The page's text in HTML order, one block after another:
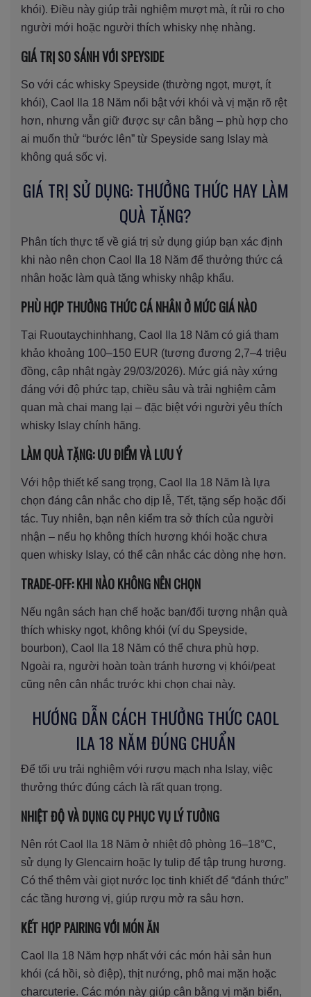
khói). Điều này giúp trải nghiệm mượt mà, ít rủi ro cho
người mới hoặc người thích whisky nhẹ nhàng.
GIÁ TRỊ SO SÁNH VỚI SPEYSIDE
So với các whisky Speyside (thường ngọt, mượt, ít
khói), Caol Ila 18 Năm nổi bật với khói và vị mặn rõ rệt
hơn, nhưng vẫn giữ được sự cân bằng – phù hợp cho
ai muốn thử “bước lên” từ Speyside sang Islay mà
không quá sốc vị.
GIÁ TRỊ SỬ DỤNG: THƯỞNG THỨC HAY LÀM
QUÀ TẶNG?
Phân tích thực tế về giá trị sử dụng giúp bạn xác định
khi nào nên chọn Caol Ila 18 Năm để thưởng thức cá
nhân hoặc làm quà tặng whisky nhập khẩu.
PHÙ HỢP THƯỞNG THỨC CÁ NHÂN Ở MỨC GIÁ NÀO
Tại Ruoutaychinhhang, Caol Ila 18 Năm có giá tham
khảo khoảng 100–150 EUR (tương đương 2,7–4 triệu
đồng, cập nhật ngày 29/03/2026). Mức giá này xứng
đáng với độ phức tạp, chiều sâu và trải nghiệm cảm
quan mà chai mang lại – đặc biệt với người yêu thích
whisky Islay chính hãng.
LÀM QUÀ TẶNG: ƯU ĐIỂM VÀ LƯU Ý
Với hộp thiết kế sang trọng, Caol Ila 18 Năm là lựa
chọn đáng cân nhắc cho dịp lễ, Tết, tặng sếp hoặc đối
tác. Tuy nhiên, bạn nên kiểm tra sở thích của người
nhận – nếu họ không thích hương khói hoặc chưa
quen whisky Islay, có thể cân nhắc các dòng nhẹ hơn.
TRADE-OFF: KHI NÀO KHÔNG NÊN CHỌN
Nếu ngân sách hạn chế hoặc bạn/đối tượng nhận quà
thích whisky ngọt, không khói (ví dụ Speyside,
bourbon), Caol Ila 18 Năm có thể chưa phù hợp.
Ngoài ra, người hoàn toàn tránh hương vị khói/peat
cũng nên cân nhắc trước khi chọn chai này.
HƯỚNG DẪN CÁCH THƯỞNG THỨC CAOL
ILA 18 NĂM ĐÚNG CHUẨN
Để tối ưu trải nghiệm với rượu mạch nha Islay, việc
thưởng thức đúng cách là rất quan trọng.
NHIỆT ĐỘ VÀ DỤNG CỤ PHỤC VỤ LÝ TƯỞNG
Nên rót Caol Ila 18 Năm ở nhiệt độ phòng 16–18°C,
sử dụng ly Glencairn hoặc ly tulip để tập trung hương.
Có thể thêm vài giọt nước lọc tinh khiết để “đánh thức”
các tầng hương vị, giúp rượu mở ra sâu hơn.
KẾT HỢP PAIRING VỚI MÓN ĂN
Caol Ila 18 Năm hợp nhất với các món hải sản hun
khói (cá hồi, sò điệp), thịt nướng, phô mai mặn hoặc
charcuterie. Các món này giúp cân bằng vị mặn biển,